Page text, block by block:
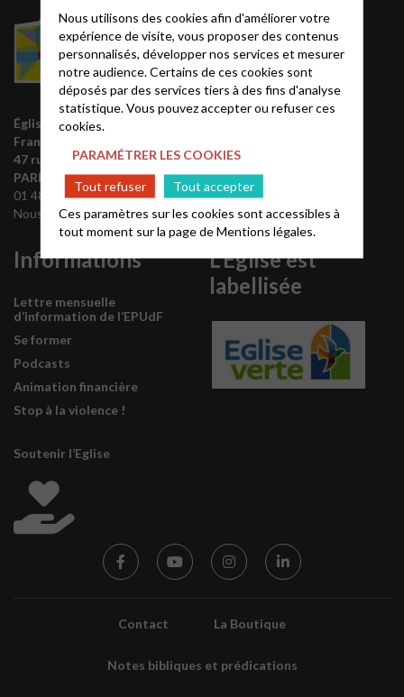
Église protestante unie de
France
47 rue de Clichy 75009
PARIS
01 48 74 90 92
Nous contacter
Acteurs EPUdF
Le site National
Liste des régions
Annuaire EPUdF
Déclarer sa foi
Partenaires
Outils de communication
Tutoriels
Informations
Lettre mensuelle
d’information de l’EPUdF
Se former
Podcasts
Animation financière
Stop à la violence !
Soutenir l’Eglise
L’Eglise est
labellisée
Contact La Boutique
Notes bibliques et prédications
Nous utilisons des cookies afin d'améliorer votre
expérience de visite, vous proposer des contenus
personnalisés, développer nos services et mesurer
notre audience. Certains de ces cookies sont
déposés par des services tiers à des fins d'analyse
statistique. Vous pouvez accepter ou refuser ces
cookies.
PARAMÉTRER LES COOKIES
Tout refuser
Tout accepter
Ces paramètres sur les cookies sont accessibles à
tout moment sur la page deMentions légales.